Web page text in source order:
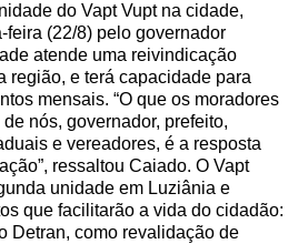
do Vapt Vupt na cidade,
feira (22/8) pelo governador
atende uma reivindicação
região, e terá capacidade para
mensais. “O que os moradores
nós, governador, prefeito,
e vereadores, é a resposta
ressaltou Caiado. O Vapt
unidade em Luziânia e
que facilitarão a vida do cidadão:
Detran, como revalidação de